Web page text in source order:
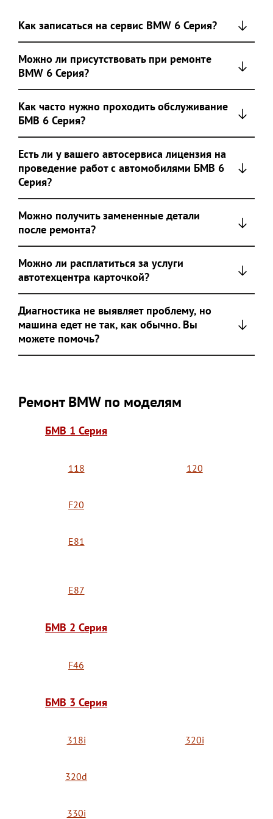
Как записаться на сервис BMW 6 Серия?
Можно ли присутствовать при ремонте
BMW 6 Серия?
Как часто нужно проходить обслуживание
БМВ 6 Серия?
Есть ли у вашего автосервиса лицензия на
проведение работ с автомобилями БМВ 6
Серия?
Можно получить замененные детали
после ремонта?
Можно ли расплатиться за услуги
автотехцентра карточкой?
Диагностика не выявляет проблему, но
машина едет не так, как обычно. Вы
можете помочь?
Ремонт BMW по моделям
БМВ 1 Серия
118 120
F20
E81
E87
БМВ 2 Серия
F46
БМВ 3 Серия
318i 320i
320d
330i